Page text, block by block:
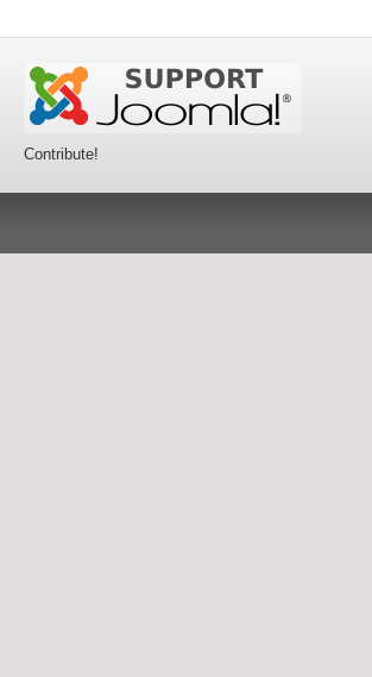
Contribute!